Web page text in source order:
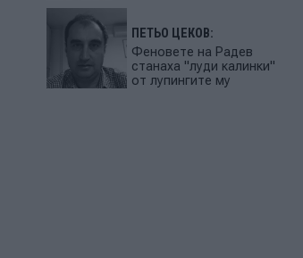
ПЕТЬО ЦЕКОВ:
Феновете на Радев
станаха "луди калинки"
от лупингите му